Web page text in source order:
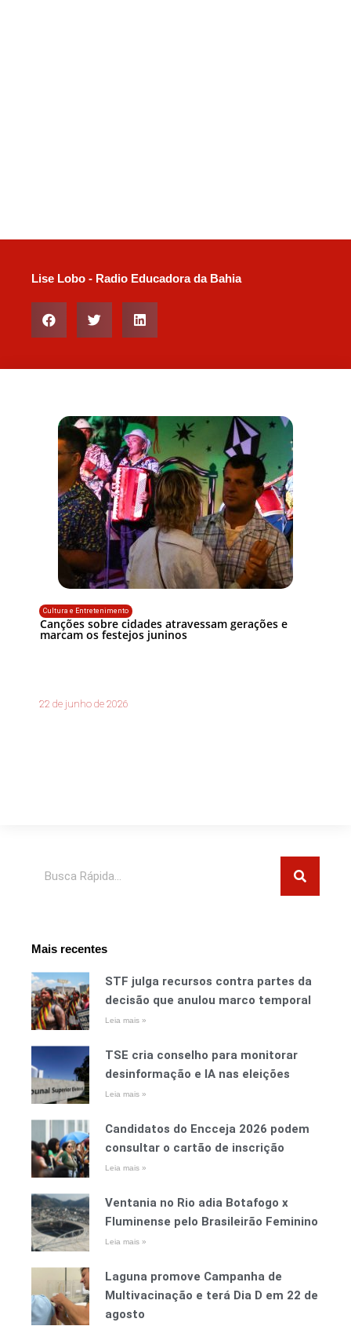
Lise Lobo - Radio Educadora da Bahia
Cultura e Entretenimento
Canções sobre cidades atravessam gerações e
marcam os festejos juninos
22 de junho de 2026
Mais recentes
STF julga recursos contra partes da
decisão que anulou marco temporal
Leia mais »
TSE cria conselho para monitorar
desinformação e IA nas eleições
Leia mais »
Candidatos do Encceja 2026 podem
consultar o cartão de inscrição
Leia mais »
Ventania no Rio adia Botafogo x
Fluminense pelo Brasileirão Feminino
Leia mais »
Laguna promove Campanha de
Multivacinação e terá Dia D em 22 de
agosto